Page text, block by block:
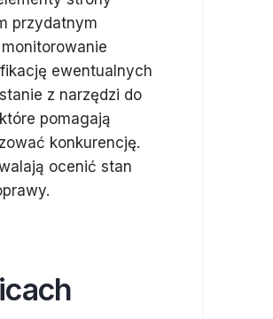
przydatnym
ewentualnych
z narzędzi do
pomagają
konkurencję.
ocenić stan